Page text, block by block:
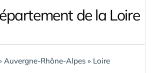
de la Loire
Auvergne-Rhône-Alpes » Loire